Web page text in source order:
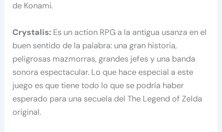
de Konami.
Crystalis: Es un action RPG a la antigua usanza en el
buen sentido de la palabra: una gran historia,
peligrosas mazmorras, grandes jefes y una banda
sonora espectacular. Lo que hace especial a este
juego es que tiene todo lo que se podría haber
esperado para una secuela del The Legend of Zelda
original.